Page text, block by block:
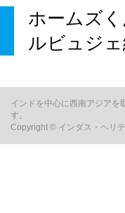
ホームズ
ルビュジ
インドを中心に西南アジアを
す。
Copyright © インダス・ヘリ